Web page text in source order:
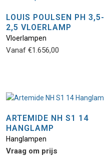
LOUIS POULSEN PH 3,5-
2,5 VLOERLAMP
Vloerlampen
Vanaf €1.656,00
ARTEMIDE NH S1 14
HANGLAMP
Hanglampen
Vraag om prijs